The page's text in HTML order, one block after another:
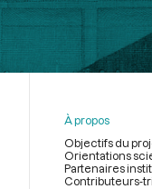
À propos
Objectifs du
Orientations
Partenaires
Contributeurs-